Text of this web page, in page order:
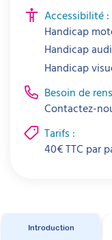
Accessibilité :
Handicap
Handicap
Handicap
Besoin de
Contactez-
Tarifs :
40€TTC par
Introduction